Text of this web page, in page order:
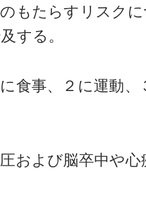
もたらすリスク
する。
食事、２に運動
および脳卒中や